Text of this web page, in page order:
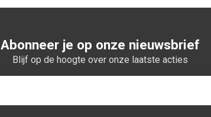
Abonneer je op onze nieuwsbrief
Blijf op de hoogte over onze laatste acties